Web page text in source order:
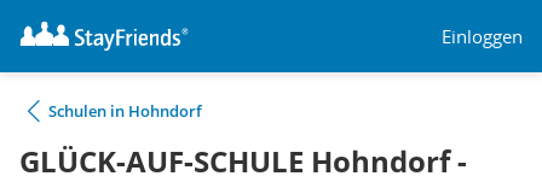
Einloggen
Schulen in Hohndorf
GLÜCK-AUF-SCHULE Hohndorf -